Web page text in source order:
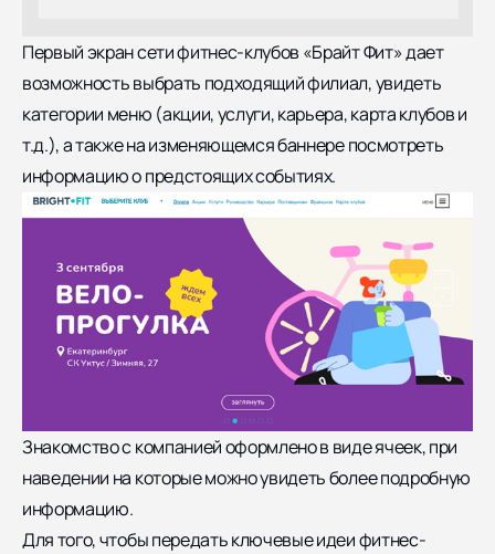
Первый экрансети фитнес-клубов «Брайт Фит»дает
возможность выбрать подходящий филиал, увидеть
категории меню (акции, услуги, карьера, карта клубов и
т.д.), а также на изменяющемся баннере посмотреть
информацию о предстоящих событиях.
Знакомство с компанией оформлено в виде ячеек, при
наведении на которые можно увидеть более подробную
информацию.
Для того, чтобы передать ключевые идеи фитнес-